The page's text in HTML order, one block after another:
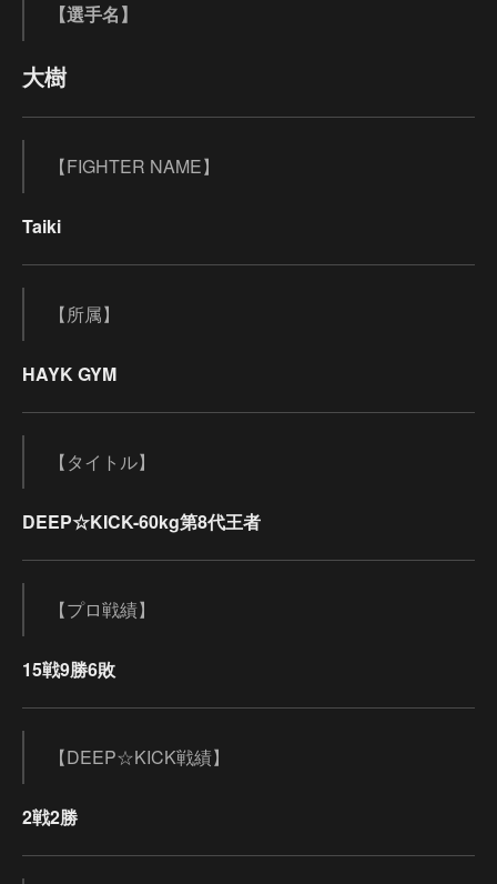
【選手名】
大樹
【FIGHTER NAME】
Taiki
【所属】
HAYK GYM
【タイトル】
DEEP☆KICK-60kg第8代王者
【プロ戦績】
15戦9勝6敗
【DEEP☆KICK戦績】
2戦2勝